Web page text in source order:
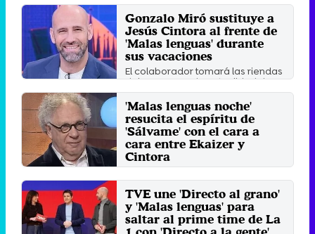
Gonzalo Miró sustituye a
Jesús Cintora al frente de
'Malas lenguas' durante
sus vacaciones
El colaborador tomará las riendas
del programa de actualidad de
RTVE a partir del 3 de ...
Jueves 30 Julio 2026 17:25 (ahora)
'Malas lenguas noche'
resucita el espíritu de
'Sálvame' con el cara a
cara entre Ekaizer y
Cintora
Ekaizer y Cintora se sentaron cara
a cara en 'Malas lenguas noche'
para cerrar en directo ...
Domingo 3 Mayo 2026 18:36 (hace
2 minutos)
TVE une 'Directo al grano'
y 'Malas lenguas' para
saltar al prime time de La